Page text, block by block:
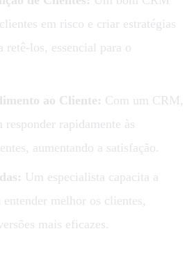
em risco e criar estratégias
retê-los, essencial para o
ao Cliente: Com um CRM,
responder rapidamente às
aumentando a satisfação.
Um especialista capacita a
entender melhor os clientes,
mais eficazes.